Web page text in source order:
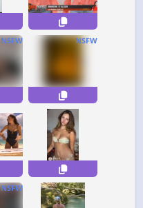
NSFW NSFW
NSFW